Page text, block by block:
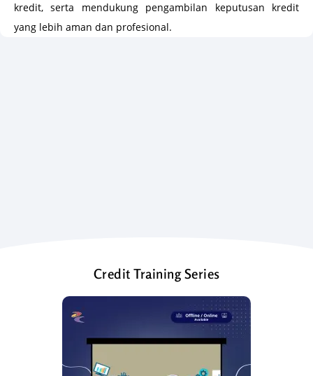
kredit, serta mendukung pengambilan keputusan kredit
yang lebih aman dan profesional.
Credit Training Series